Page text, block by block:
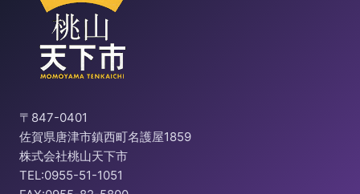
〒847-0401
佐賀県唐津市鎮西町名護屋1859
株式会社桃山天下市
TEL:0955-51-1051